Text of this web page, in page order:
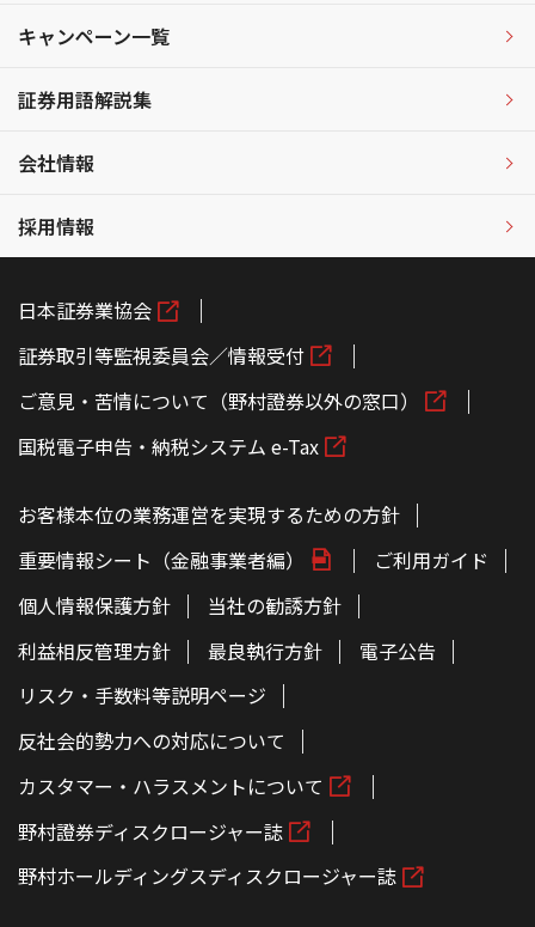
キャンペーン一覧
証券用語解説集
会社情報
採用情報
日本証券業協会
証券取引等監視委員会／情報受付
ご意見・苦情について（野村證券以外の窓口）
国税電子申告・納税システム e-Tax
お客様本位の業務運営を実現するための方針
重要情報シート（金融事業者編）
ご利用ガイド
個人情報保護方針
当社の勧誘方針
利益相反管理方針
最良執行方針
電子公告
リスク・手数料等説明ページ
反社会的勢力への対応について
カスタマー・ハラスメントについて
野村證券ディスクロージャー誌
野村ホールディングスディスクロージャー誌